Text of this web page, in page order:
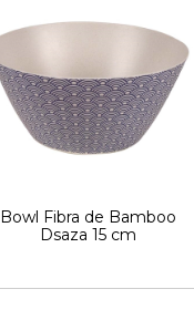
Bowl Fibra de Bamboo
Dsaza 15 cm